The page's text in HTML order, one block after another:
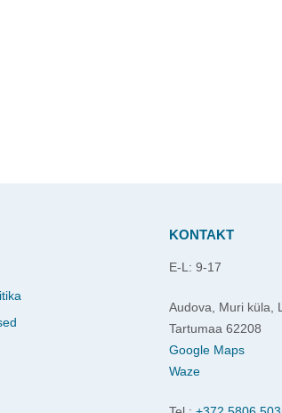
KONTAKT
E-L: 9-17
Audova, Muri küla,
Tartumaa 62208
Google Maps
Waze